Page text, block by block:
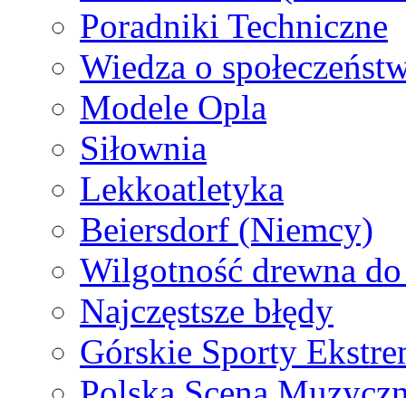
Poradniki Techniczne
Wiedza o
Modele Opla
Siłownia
Lekkoatletyka
Beiersdorf (Niemcy)
Wilgotność drewna
Najczęstsze błędy
Górskie Sporty